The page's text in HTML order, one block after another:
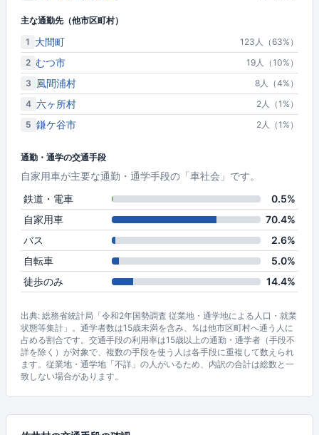
主な通勤先（他市区町村）
1 大間町
123人（63%）
2 むつ市
19人（10%）
3
風間浦村
8人（4%）
4 六ヶ所村
2人（1%）
5 鎌ケ谷市 2人（1%）
通勤・通学の交通手段
自家用車が主要な通勤・通学手段の「車社会」です。
鉄道・電車
0.5%
自家用車
70.4%
バス
2.6%
自転車
5.0%
徒歩のみ
14.4%
出典: 総務省統計局「令和2年国勢調査 従業地・通学地による人口・就業
状態等集計」。通学者数は15歳未満を含み、%は他市区町村へ通う人に
占める割合です。交通手段の利用率は15歳以上の通勤・通学者（手段不
詳を除く）が対象で、複数の手段を使う人は各手段に重複して数えられ
ます。従業地・通学地「不詳」の人がいるため、内訳の合計は総数と一
致しない場合があります。